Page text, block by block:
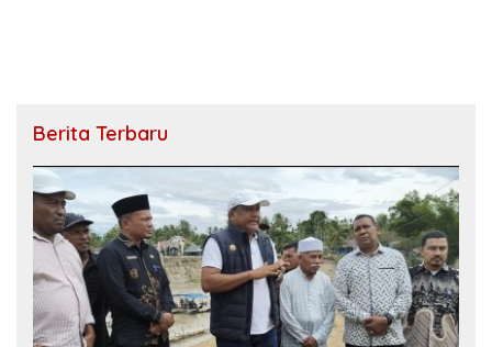
Berita Terbaru